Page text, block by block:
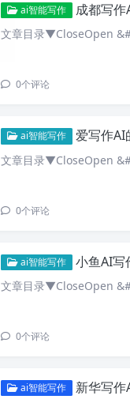
ai智能写作 成都写作AI
文章目录▼CloseOpen
0个评论
ai智能写作 爱写作AI
文章目录▼CloseOpen
0个评论
ai智能写作 小鱼AI写
文章目录▼CloseOpen
0个评论
ai智能写作 新华写作